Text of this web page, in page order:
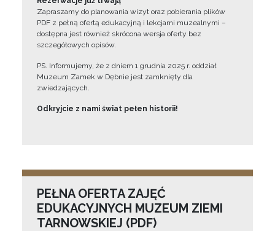
Zapraszamy do planowania wizyt oraz pobierania plików
PDF z pełną ofertą edukacyjną i lekcjami muzealnymi –
dostępna jest również skrócona wersja oferty bez
szczegółowych opisów.
PS. Informujemy, że z dniem 1 grudnia 2025 r. oddział
Muzeum Zamek w Dębnie jest zamknięty dla
zwiedzających.
Odkryjcie z nami świat pełen historii!
PEŁNA OFERTA ZAJĘĆ
EDUKACYJNYCH MUZEUM ZIEMI
TARNOWSKIEJ (PDF)